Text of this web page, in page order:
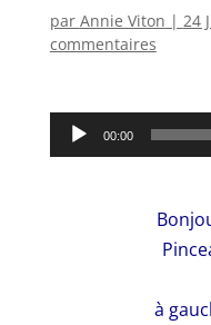
par Annie Viton | 24
commentaires
Lecteur
audio
00:00
à